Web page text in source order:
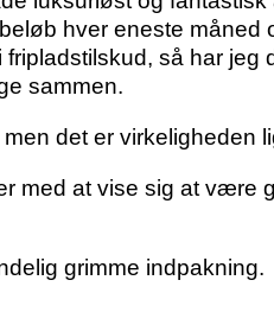
hver eneste
så har jeg
sammen.
det er virkeligheden
med at vise sig at være
grimme indpakning.